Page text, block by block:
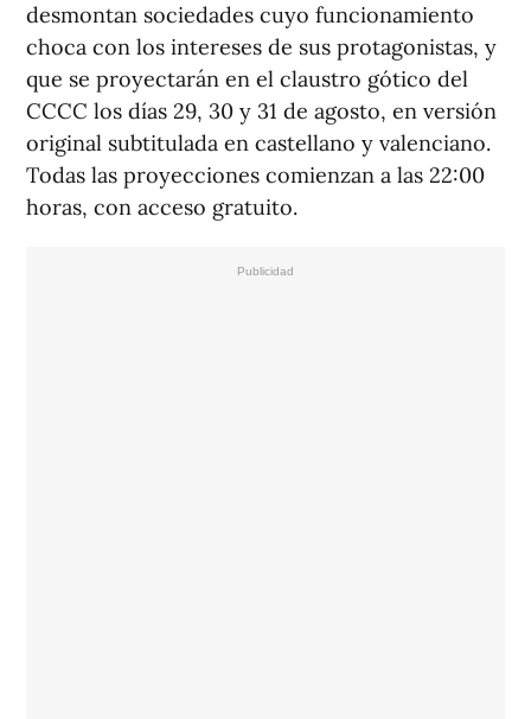
desmontan sociedades cuyo funcionamiento
choca con los intereses de sus protagonistas, y
que se proyectarán en el claustro gótico del
CCCC los días 29, 30 y 31 de agosto, en versión
original subtitulada en castellano y valenciano.
Todas las proyecciones comienzan a las 22:00
horas, con acceso gratuito.